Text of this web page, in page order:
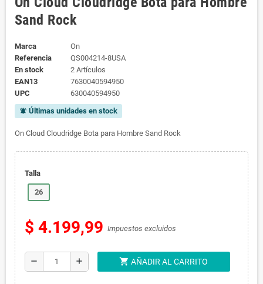
Sand Rock
Marca
On
Referencia
QS004214-8USA
En stock
2 Artículos
EAN13
7630040594950
UPC
630040594950
notifications_active Últimas unidades en stock
On Cloud Cloudridge Bota para Hombre Sand Rock
Talla
26
$ 4.199,99 Impuestos excluidos
remove add shopping_cart AÑADIR AL CARRITO